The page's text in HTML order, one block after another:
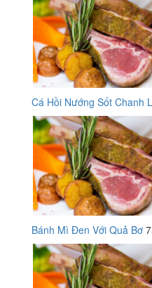
Cá Hồi Nướng Sốt Chanh
Bánh Mì Đen Với Quả Bơ